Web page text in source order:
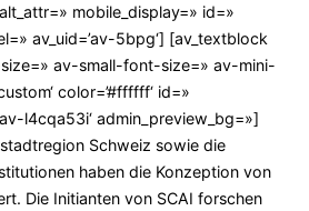
mobile_display=» id=»
av_uid=’av-5bpg‘] [av_textblock
av-small-font-size=» av-mini-
color=’#ffffff‘ id=»
l4cqa53i‘ admin_preview_bg=»]
Schweiz sowie die
haben die Konzeption von
Die Initianten von SCAI forschen